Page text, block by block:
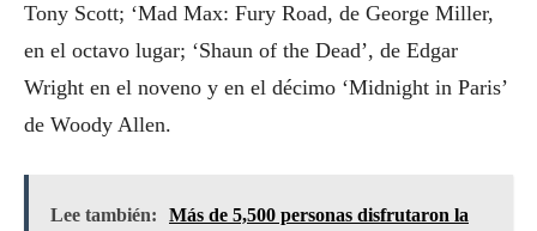
Tony Scott; ‘Mad Max: Fury Road, de George Miller,
en el octavo lugar; ‘Shaun of the Dead’, de Edgar
Wright en el noveno y en el décimo ‘Midnight in Paris’
de Woody Allen.
Lee también:
Más de 5,500 personas disfrutaron la